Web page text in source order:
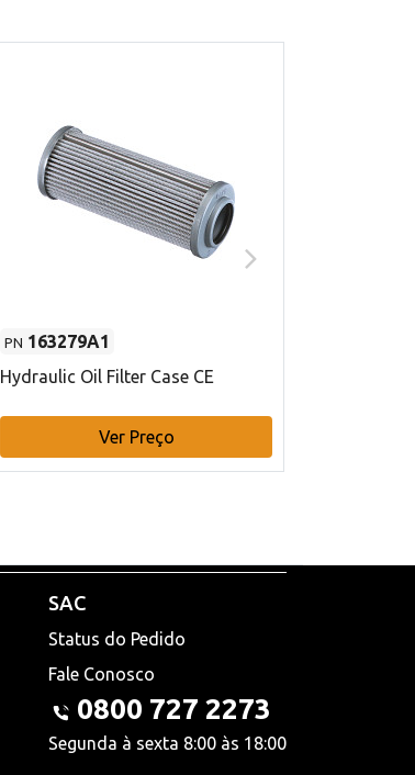
PN 163279A1
Hydraulic Oil Filter Case CE
Ver Preço
SAC
Status do Pedido
Fale Conosco
0800 727 2273
Segunda à sexta 8:00 às 18:00